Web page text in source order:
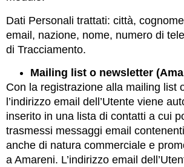
Dati Personali trattati: città,
email, nazione, nome, numero di
di Tracciamento.
Mailing list o newsletter
Con la registrazione alla mailing list
l’indirizzo email dell’Utente viene
inserito in una lista di contatti a cui
trasmessi messaggi email
anche di natura commerciale e
a Amareni. L’indirizzo email